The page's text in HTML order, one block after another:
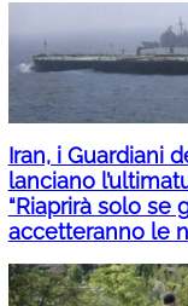
Iran, i Guardiani
lanciano
“Riaprirà solo se
accetteranno le